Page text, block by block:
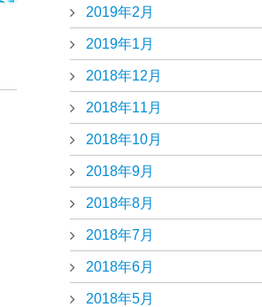
2019年2月
2019年1月
2018年12月
2018年11月
2018年10月
2018年9月
2018年8月
2018年7月
2018年6月
2018年5月